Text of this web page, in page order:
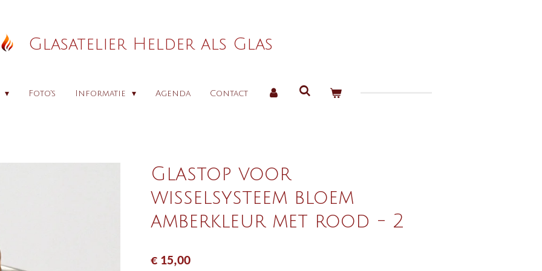
Glasatelier Helder als Glas
Foto's Informatie Agenda Contact
Glastop voor
wisselsysteem bloem
amberkleur met rood - 2
€ 15,00